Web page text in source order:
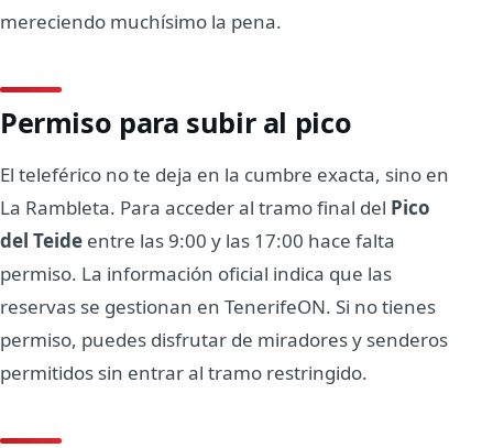
mereciendo muchísimo la pena.
Permiso para subir al pico
El teleférico no te deja en la cumbre exacta, sino en
La Rambleta. Para acceder al tramo final del Pico
del Teide entre las 9:00 y las 17:00 hace falta
permiso. La información oficial indica que las
reservas se gestionan en TenerifeON. Si no tienes
permiso, puedes disfrutar de miradores y senderos
permitidos sin entrar al tramo restringido.